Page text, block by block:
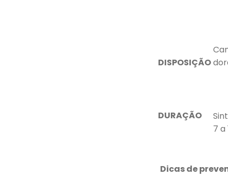
DISPOSIÇÃO
DURAÇÃO
7 a
Dicas de